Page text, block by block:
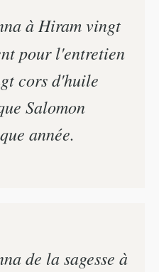
à Hiram vingt
pour l'entretien
cors d'huile
Salomon
année.
de la sagesse à